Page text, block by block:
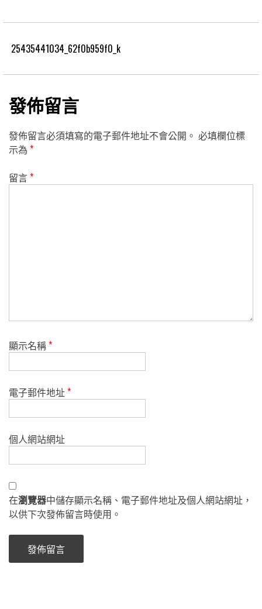
25435441034_62f0b959f0_k
發佈留言
發佈留言必須填寫的電子郵件地址不會公開。 必填欄位標
示為 *
留言*
顯示名稱*
電子郵件地址*
個人網站網址
在瀏覽器中儲存顯示名稱、電子郵件地址及個人網站網址，
以供下次發佈留言時使用。